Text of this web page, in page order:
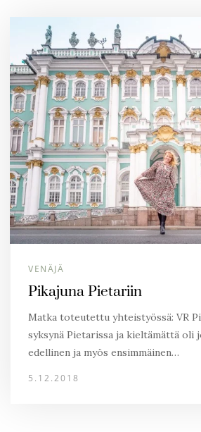
VENÄJÄ
Pikajuna Pietariin
Matka toteutettu yhteistyössä: VR
syksynä Pietarissa ja kieltämättä oli
edellinen ja myös ensimmäinen…
5.12.2018